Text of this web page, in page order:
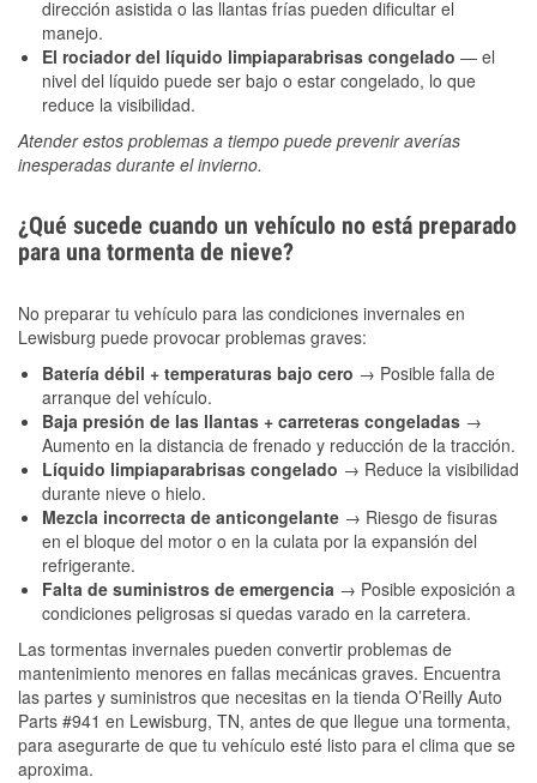
dirección asistida o las llantas frías pueden dificultar el
manejo.
El rociador del líquido limpiaparabrisas congelado — el
nivel del líquido puede ser bajo o estar congelado, lo que
reduce la visibilidad.
Atender estos problemas a tiempo puede prevenir averías
inesperadas durante el invierno.
¿Qué sucede cuando un vehículo no está preparado
para una tormenta de nieve?
No preparar tu vehículo para las condiciones invernales en
Lewisburg puede provocar problemas graves:
Batería débil + temperaturas bajo cero → Posible falla de
arranque del vehículo.
Baja presión de las llantas + carreteras congeladas →
Aumento en la distancia de frenado y reducción de la tracción.
Líquido limpiaparabrisas congelado → Reduce la visibilidad
durante nieve o hielo.
Mezcla incorrecta de anticongelante → Riesgo de fisuras
en el bloque del motor o en la culata por la expansión del
refrigerante.
Falta de suministros de emergencia → Posible exposición a
condiciones peligrosas si quedas varado en la carretera.
Las tormentas invernales pueden convertir problemas de
mantenimiento menores en fallas mecánicas graves. Encuentra
las partes y suministros que necesitas en la tienda O’Reilly Auto
Parts #941 en Lewisburg, TN, antes de que llegue una tormenta,
para asegurarte de que tu vehículo esté listo para el clima que se
aproxima.